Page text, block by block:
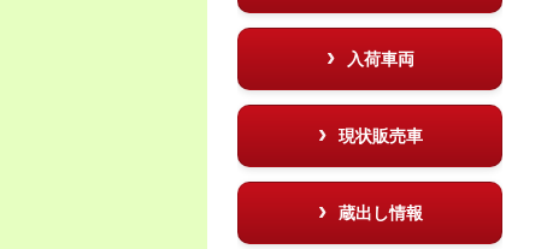
入荷車両
現状販売車
蔵出し情報